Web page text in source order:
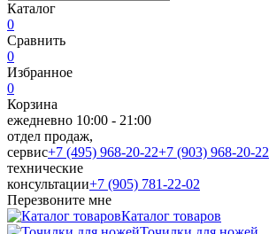
Каталог
0
Сравнить
0
Избранное
0
Корзина
ежедневно 10:00 - 21:00
отдел продаж,
сервис+7 (495) 968-20-22+7 (903) 968-20-22
технические
консультации+7 (905) 781‑22‑02
Перезвоните мне
Каталог товаров